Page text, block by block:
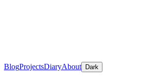
BlogProjectsDiaryAbout Dark